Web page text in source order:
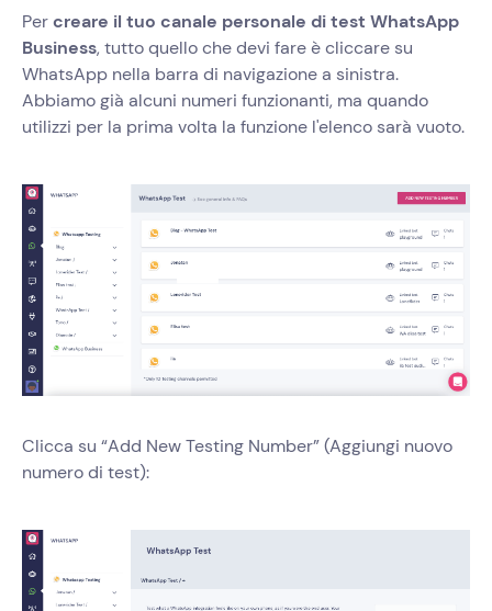
Percreare il tuo canale personale di test WhatsApp
Business, tutto quello che devi fare è cliccare su
WhatsApp nella barra di navigazione a sinistra.
Abbiamo già alcuni numeri funzionanti, ma quando
utilizzi per la prima volta la funzione l'elenco sarà vuoto.
Clicca su “Add New Testing Number” (Aggiungi nuovo
numero di test):